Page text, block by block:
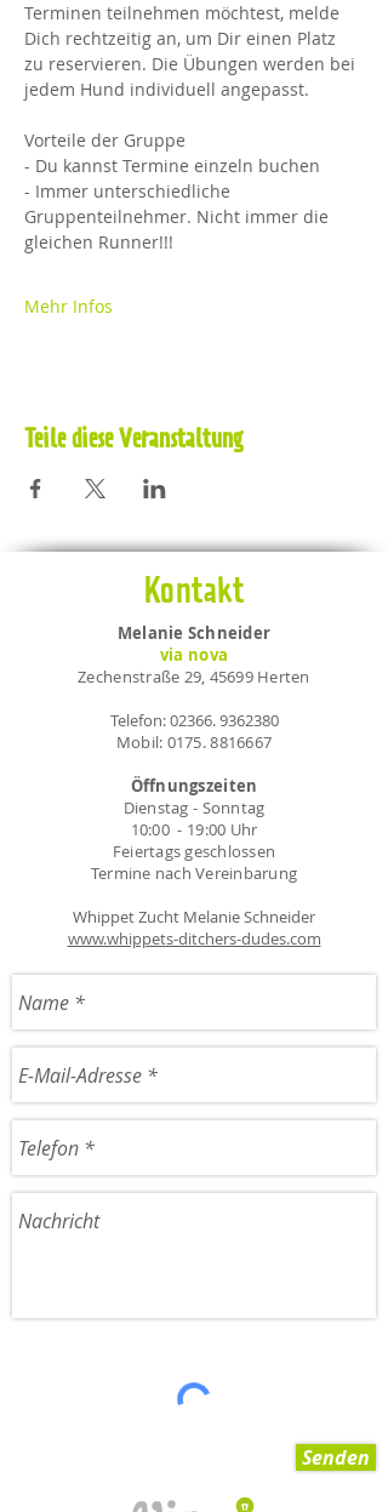
Terminen teilnehmen möchtest, melde
Dich rechtzeitig an, um Dir einen Platz
zu reservieren. Die Übungen werden bei
jedem Hund individuell angepasst.
Vorteile der Gruppe
- Du kannst Termine einzeln buchen
- Immer unterschiedliche
Gruppenteilnehmer. Nicht immer die
gleichen Runner!!!
Mehr Infos
Teile diese Veranstaltung
Kontakt
Melanie Schneider
via nova
Zechenstraße 29, 45699 Herten
Telefon:02366. 9362380
Mobil: 0175. 8816667
Öffnungszeiten
Dienstag - Sonntag
10:00 - 19:00 Uhr
Feiertags geschlossen
Termine nach Vereinbarung
Whippet Zucht Melanie Schneider
www.whippets-ditchers-dudes.com
Senden